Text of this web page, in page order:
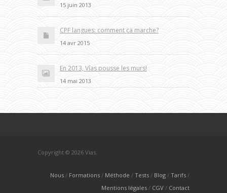
15 juin 2013
CPF langues: comment ça marche?
14 avr 2015
En 2013, Vías pousse les murs!
14 mai 2013
Copyright © 2026 Vias.
Nous Formations Méthode Tests Blog
Tarifs
Mentions légales
CGV Contact